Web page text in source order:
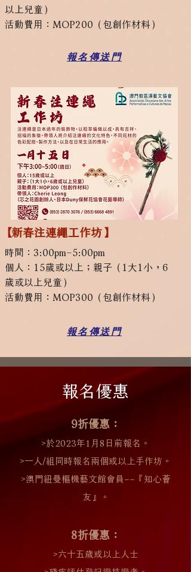
以上兒童）
活動費用：MOP200（包創作材料）
報名傳送門
【新春注連繩工作坊】
時間：3:00pm–5:00pm
個人：15歲或以上；親子（1大1小，6
歲或以上兒童）
活動費用：MOP300（包創作材料）
報名傳送門
報名優惠
9折優惠：
>於2023年1月8日前報名。
>一人/組同時報名兩個或以上手作坊。
>澳門紐曼樞機藝文館會員––『知心薈
友』。
8折優惠：
>六十五歲或以上人士